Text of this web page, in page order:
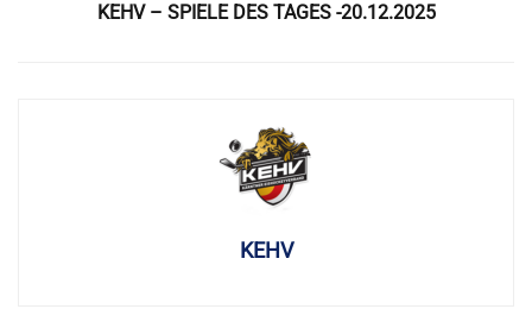
KEHV – SPIELE DES TAGES -20.12.2025
KEHV